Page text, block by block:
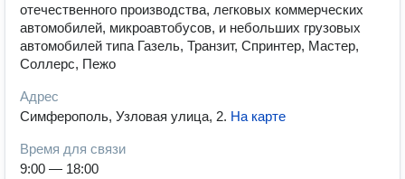
отечественного производства, легковых коммерческих
автомобилей, микроавтобусов, и небольших грузовых
автомобилей типа Газель, Транзит, Спринтер, Мастер,
Соллерс, Пежо
Адрес
Симферополь, Узловая улица, 2. На карте
Время для связи
9:00 — 18:00